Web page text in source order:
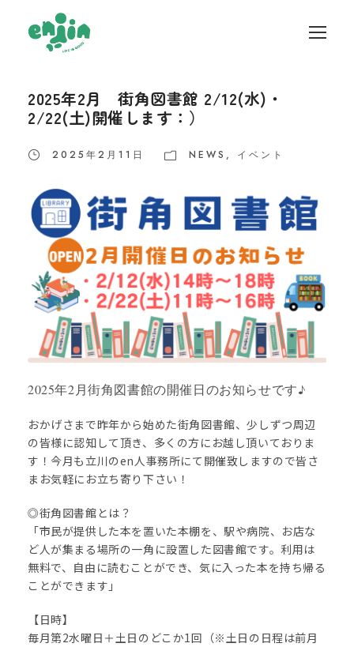
2025年2月 街角図書館 2/12(水)・
2/22(土)開催します：）
2025年2月11日 NEWS , イベント
2025年2月街角図書館の開催日のお知らせです♪
おかげさまで昨年から始めた街角図書館、少しずつ周辺
の皆様に認知して頂き、多くの方にお越し頂いておりま
す！今月も立川のen人事務所にて開催致しますので皆さ
まお気軽にお立ち寄り下さい！
◎街角図書館とは？
「市民が提供した本を置いた本棚を、駅や病院、お店な
ど人が集まる場所の一角に設置した図書館です。利用は
無料で、自由に読むことができ、気に入った本を持ち帰る
ことができます」
【日時】
毎月第2水曜日＋土日のどこか1回（※土日の日程は前月